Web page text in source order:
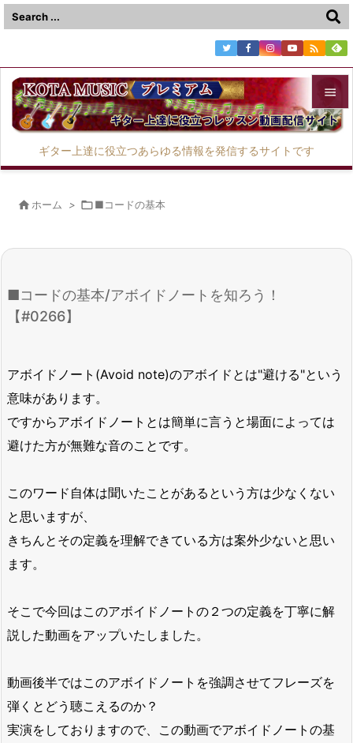
ギター上達に役立つあらゆる情報を発信するサイトです





 ホーム > ■コードの基本
■コードの基本/アボイドノートを知ろう！
【#0266】
アボイドノート(Avoid note)のアボイドとは"避ける"という
意味があります。
ですからアボイドノートとは簡単に言うと場面によっては
避けた方が無難な音のことです。
このワード自体は聞いたことがあるという方は少なくない
と思いますが、
きちんとその定義を理解できている方は案外少ないと思い
ます。
そこで今回はこのアボイドノートの２つの定義を丁寧に解
説した動画をアップいたしました。
動画後半ではこのアボイドノートを強調させてフレーズを
弾くとどう聴こえるのか？
実演をしておりますので、この動画でアボイドノートの基